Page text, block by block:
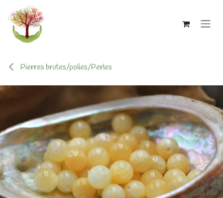
Se rendre au contenu
Pierres brutes/polies/Perles